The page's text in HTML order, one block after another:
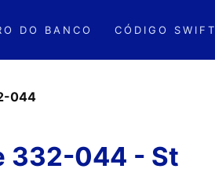
DO BANCO CÓDIGO SWIFT
044
332-044 - St